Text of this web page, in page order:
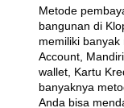
Metode
bangunan di
memiliki
Account,
wallet, Kartu
banyaknya
Anda bisa